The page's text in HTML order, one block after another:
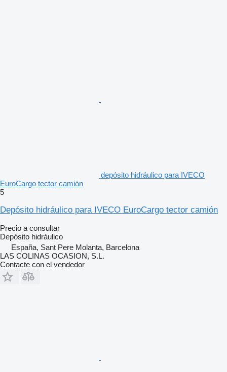
depósito hidráulico para IVECO
EuroCargo tector camión
5
Depósito hidráulico para IVECO EuroCargo tector camión
Precio a consultar
Depósito hidráulico
España, Sant Pere Molanta, Barcelona
LAS COLINAS OCASION, S.L.
Contacte con el vendedor